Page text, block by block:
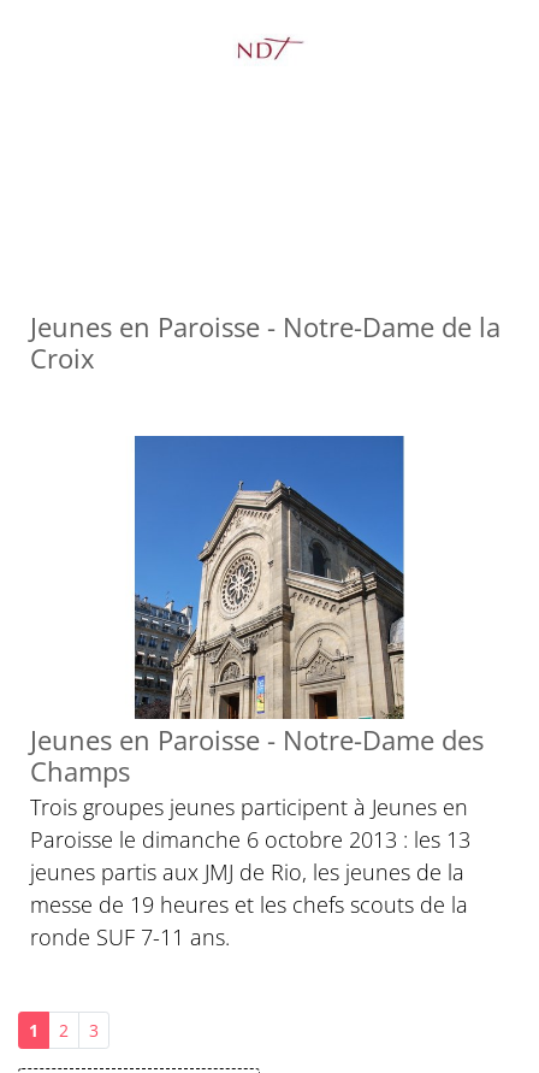
Jeunes en Paroisse - Notre-Dame de la
Croix
Jeunes en Paroisse - Notre-Dame des
Champs
Trois groupes jeunes participent à Jeunes en
Paroisse le dimanche 6 octobre 2013 : les 13
jeunes partis aux JMJ de Rio, les jeunes de la
messe de 19 heures et les chefs scouts de la
ronde SUF 7-11 ans.
1 2 3